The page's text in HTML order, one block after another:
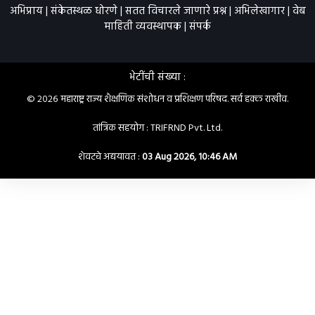
अभिप्राय| संकेतस्थळ धोरणे| सतत विचारले जाणारे प्रश्न| अभिलेखागार| वेब
माहिती व्यवस्थापक| संपर्क
भेटींची संख्या :
© २०२६ महाराष्ट्र राज्य शैक्षणिक संशोधन व प्रशिक्षण परिषद. सर्व हक्क राखीव.
तांत्रिक सहयोग :TRIFRND Pvt. Ltd.
शेवटचे अद्ययावत :03 Aug 2026, 10:46 AM